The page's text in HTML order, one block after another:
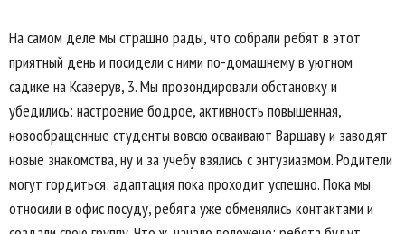
На самом деле мы страшно рады, что собрали ребят в этот
приятный день и посидели с ними по-домашнему в уютном
садике на Ксаверув, 3. Мы прозондировали обстановку и
убедились: настроение бодрое, активность повышенная,
новообращенные студенты вовсю осваивают Варшаву и заводят
новые знакомства, ну и за учебу взялись с энтузиазмом. Родители
могут гордиться: адаптация пока проходит успешно. Пока мы
относили в офис посуду, ребята уже обменялись контактами и